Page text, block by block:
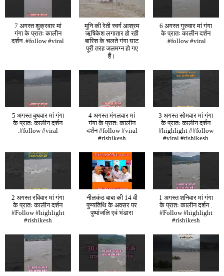
7 अगस्त शुक्रवार मां
गंगा के प्रातः कालीन
दर्शन .#follow #viral
मुनि की रेती स्वर्ग आश्रम
ऋषिकेश लगातार हो रही
बारिश के चलते गंगा घाट
पूरी तरह जलमग्न हो गए
हैं।
6 अगस्त गुरुवार मां गंगा
के प्रातः कालीन दर्शन
.#follow #viral
5 अगस्त बुधवार मां गंगा
के प्रातः कालीन दर्शन
.#follow #viral
4 अगस्त मंगलवार मां
गंगा के प्रातः कालीन
दर्शन #follow #viral
#rishikesh
3 अगस्त सोमवार मां गंगा
के प्रातः कालीन दर्शन
#highlight ##follow
#viral #rishikesh
2 अगस्त रविवार मां गंगा
के प्रातः कालीन दर्शन
#Follow #highlight
#rishikesh
नीलकंठ बाबा की 14 वी
पुण्यतिथि के अवसर पर
पुष्पांजलि एवं भंडारा
1 अगस्त शनिवार मां गंगा
के प्रातः कालीन दर्शन .
#Follow #highlight
#rishikesh